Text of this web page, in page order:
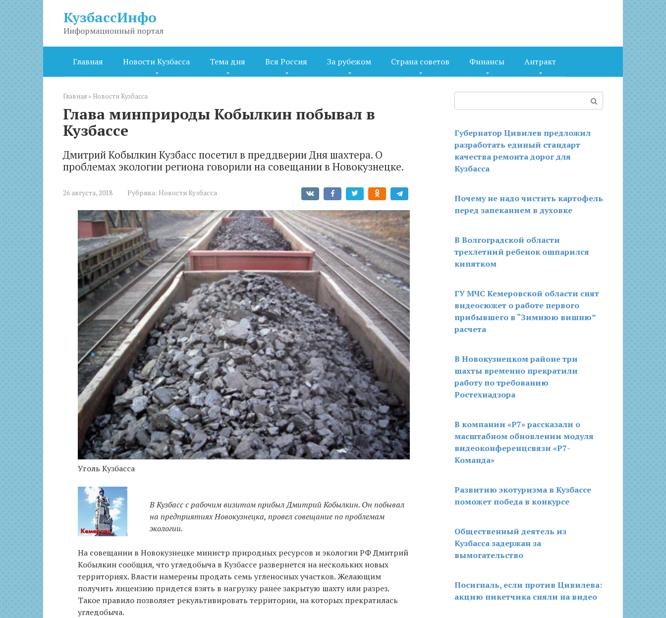
КузбассИнфо
Информационный портал
Главная Новости Кузбасса Тема дня Вся Россия За рубежом Страна советов Финансы Антракт
Главная » Новости Кузбасса
Глава минприроды Кобылкин побывал в
Кузбассе
Дмитрий Кобылкин Кузбасс посетил в преддверии Дня шахтера. О
проблемах экологии региона говорили на совещании в Новокузнецке.
26 августа, 2018 Рубрика: Новости Кузбасса
Уголь Кузбасса
В Кузбасс с рабочим визитом прибыл Дмитрий Кобылкин. Он побывал
на предприятиях Новокузнецка, провел совещание по проблемам
экологии.
На совещании в Новокузнецке министр природных ресурсов и экологии РФ Дмитрий
Кобылкин сообщил, что угледобыча в Кузбассе развернется на нескольких новых
территориях. Власти намерены продать семь угленосных участков. Желающим
получить лицензию придется взять в нагрузку ранее закрытую шахту или разрез.
Такое правило позволяет рекультивировать территории, на которых прекратилась
угледобыча.
Губернатор Цивилев предложил
разработать единый стандарт
качества ремонта дорог для
Кузбасса
Почему не надо чистить картофель
перед запеканием в духовке
В Волгоградской области
трехлетний ребенок ошпарился
кипятком
ГУ МЧС Кемеровской области снят
видеосюжет о работе первого
прибывшего в “Зимнюю вишню”
расчета
В Новокузнецком районе три
шахты временно прекратили
работу по требованию
Ростехнадзора
В компании «Р7» рассказали о
масштабном обновлении модуля
видеоконференцсвязи «Р7-
Команда»
Развитию экотуризма в Кузбассе
поможет победа в конкурсе
Общественный деятель из
Кузбасса задержан за
вымогательство
Посигналь, если против Цивилева:
акцию пикетчика сняли на видео